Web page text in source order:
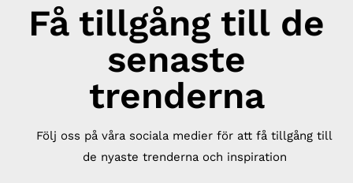
Få tillgång till de
senaste
trenderna
Följ oss på våra sociala medier för att få tillgång till
de nyaste trenderna och inspiration